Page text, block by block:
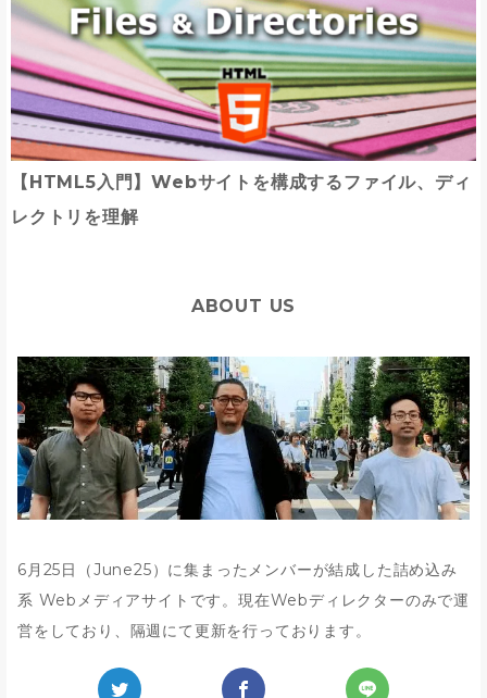
【HTML5入門】Webサイトを構成するファイル、ディ
レクトリを理解
ABOUT US
6月25日（June25）に集まったメンバーが結成した詰め込み
系 Webメディアサイトです。現在Webディレクターのみで運
営をしており、隔週にて更新を行っております。